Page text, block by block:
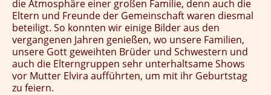
die Atmosphäre einer großen Familie, denn auch die
Eltern und Freunde der Gemeinschaft waren diesmal
beteiligt. So konnten wir einige Bilder aus den
vergangenen Jahren genießen, wo unsere Familien,
unsere Gott geweihten Brüder und Schwestern und
auch die Elterngruppen sehr unterhaltsame Shows
vor Mutter Elvira aufführten, um mit ihr Geburtstag
zu feiern.